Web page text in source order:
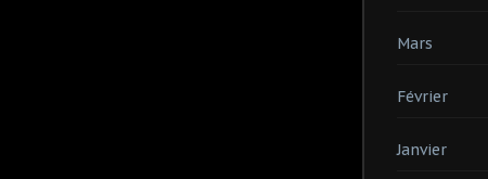
Mars
Février
Janvier